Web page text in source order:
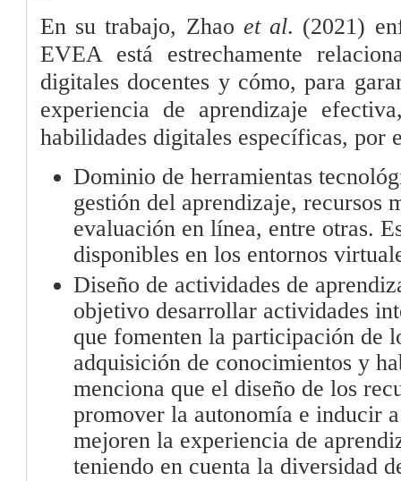
En su trabajo, Zhao et al. (2021)
EVEA está estrechamente
digitales docentes y cómo, para
experiencia de aprendizaje
habilidades digitales específicas, por
Dominio de herramientas
gestión del aprendizaje, recursos
evaluación en línea, entre otras.
disponibles en los entornos
Diseño de actividades de
objetivo desarrollar actividades
que fomenten la participación de
adquisición de conocimientos y
menciona que el diseño de los
promover la autonomía e inducir
mejoren la experiencia de
teniendo en cuenta la diversidad